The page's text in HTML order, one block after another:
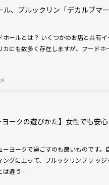
、ブルックリン「デカルブマー
ホールとは？ いくつかのお店と共有
カにも数多く存在しますが、フードホ
ヨークの遊びかた】女性でも安
ヨークで過ごすのも良いものです。
グに上って、ブルックリンブリ ッ
は違う…